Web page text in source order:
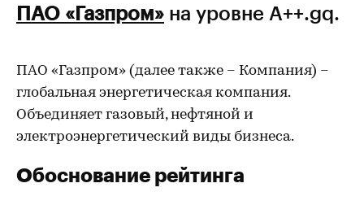
ПАО «Газпром» на уровне А++.gq.
ПАО «Газпром» (далее также – Компания) –
глобальная энергетическая компания.
Объединяет газовый, нефтяной и
электроэнергетический виды бизнеса.
Обоснование рейтинга